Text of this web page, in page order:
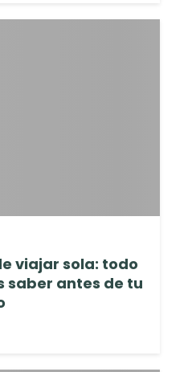
viajar sola: todo
saber antes de tu